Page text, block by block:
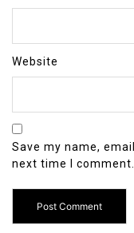
Website
Save my name,
next time I comment.